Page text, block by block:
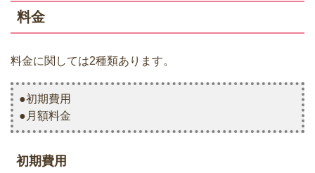
料金
料金に関しては2種類あります。
●初期費用
●月額料金
初期費用